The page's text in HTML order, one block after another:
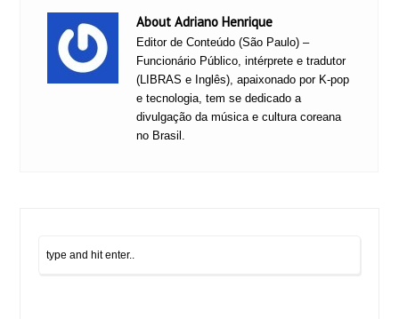
About Adriano Henrique
Editor de Conteúdo (São Paulo) –
Funcionário Público, intérprete e tradutor
(LIBRAS e Inglês), apaixonado por K-pop
e tecnologia, tem se dedicado a
divulgação da música e cultura coreana
no Brasil.